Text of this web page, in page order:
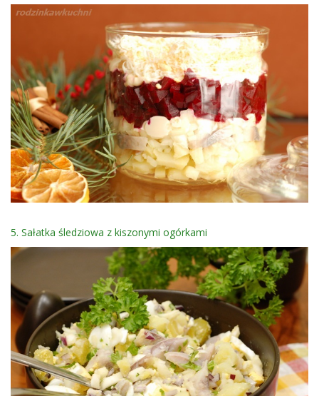
5. Sałatka śledziowa z kiszonymi ogórkami